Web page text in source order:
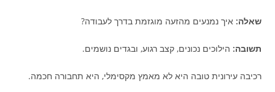
שאלה: איך נמנעים מהזעה מוגזמת בדרך לעבודה?
תשובה: הילוכים נכונים, קצב רגוע, ובגדים נושמים.
רכיבה עירונית טובה היא לא מאמץ מקסימלי, היא תחבורה חכמה.